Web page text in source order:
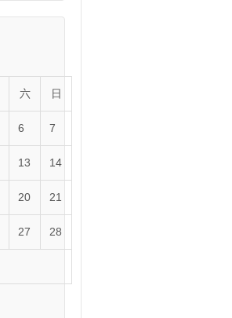
六 日
6 7
13 14
20 21
27 28